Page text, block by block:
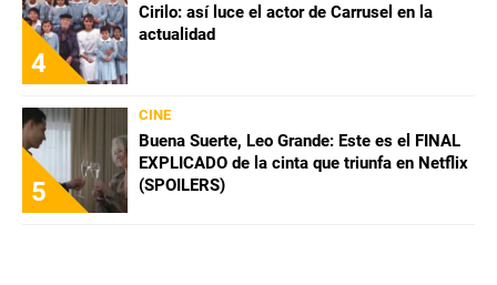
4
Cirilo: así luce el actor de Carrusel en la
actualidad
5
CINE
Buena Suerte, Leo Grande: Este es el FINAL
EXPLICADO de la cinta que triunfa en Netflix
(SPOILERS)